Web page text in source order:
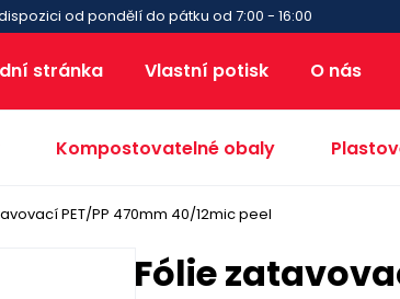
od pondělí do pátku od 7:00 - 16:00
stránka Vlastní potisk O nás
Kompostovatelné obaly
PET/PP 470mm 40/12mic peel
Fólie